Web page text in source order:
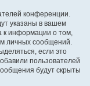
конференции.
указаны в вашем
к информации о том,
личных сообщений.
если это
пользователей
будут скрыты